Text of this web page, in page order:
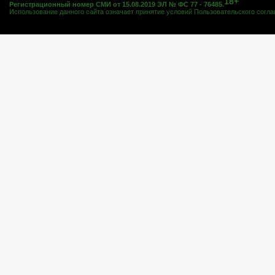
Регистрационный номер СМИ от 15.08.2019 ЭЛ № ФС 77 - 76485.
Использование данного сайта означает принятие условий Пользовательского